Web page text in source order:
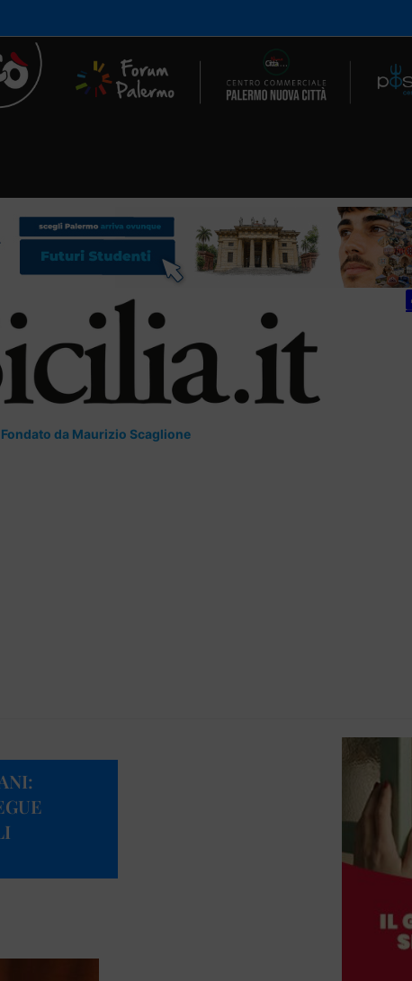
Fondato da Maurizio Scaglione